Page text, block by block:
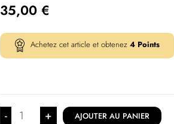
35,00 €
Achetez cet article et obtenez 4 Points
- + AJOUTER AU PANIER